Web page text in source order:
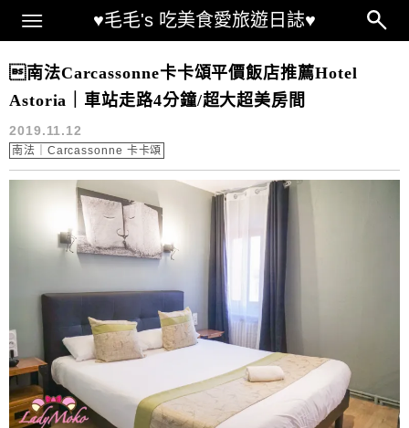
♥毛毛's 吃美食愛旅遊日誌♥
Main Menu
南法｜Carcassonne 卡卡頌
南法Carcassonne卡卡頌平價飯店推薦Hotel
Astoria｜車站走路4分鐘/超大超美房間
2019.11.12
南法｜Carcassonne 卡卡頌